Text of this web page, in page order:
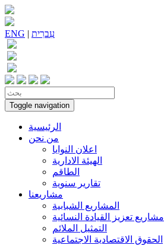
ENG | עִברִית
Toggle navigation
الرئيسية
من نحن
اعلان النوايا
الهيئة الادارية
الطاقم
تقارير سنوية
مشاريعنا
المشاريع الشبابية
مشاريع تعزيز القيادة النسائية
التمثيل الملائم
الحقوق الاقتصادية الاجتماعية